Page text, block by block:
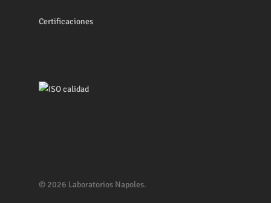
Certificaciones
© 2026 Laboratorios Napoles.